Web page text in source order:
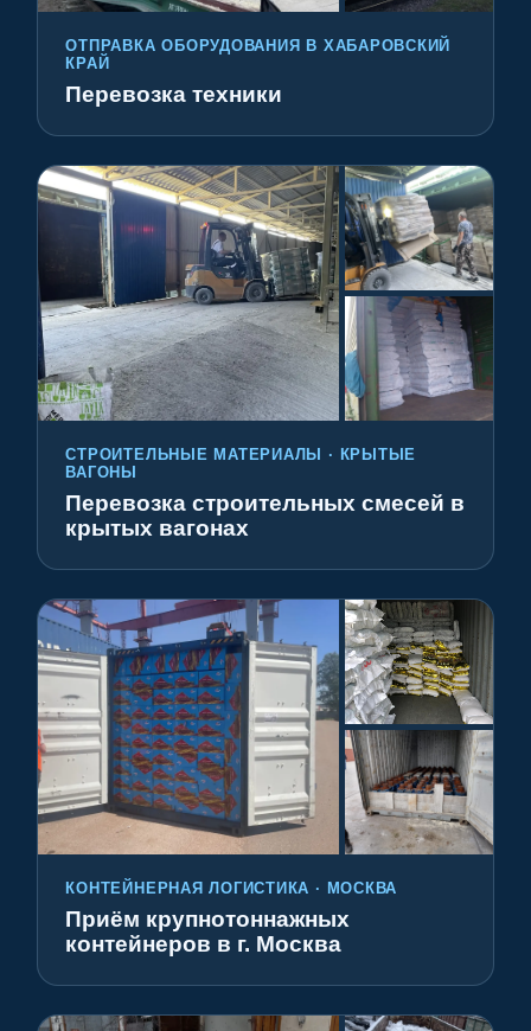
ОТПРАВКА ОБОРУДОВАНИЯ В ХАБАРОВСКИЙ
КРАЙ
Перевозка техники
СТРОИТЕЛЬНЫЕ МАТЕРИАЛЫ · КРЫТЫЕ
ВАГОНЫ
Перевозка строительных смесей в
крытых вагонах
КОНТЕЙНЕРНАЯ ЛОГИСТИКА · МОСКВА
Приём крупнотоннажных
контейнеров в г. Москва